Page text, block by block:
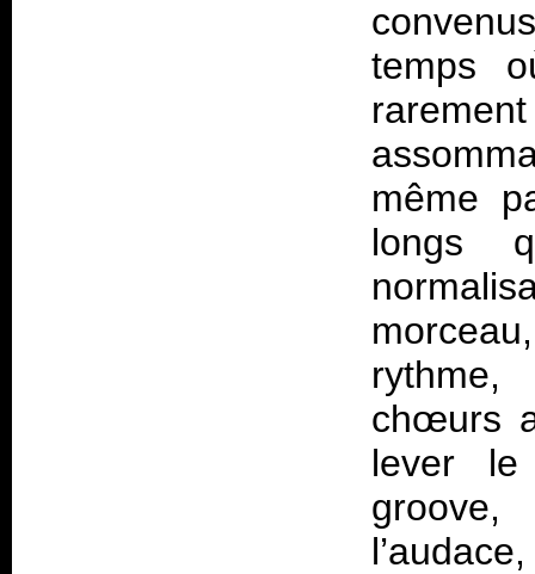
temps
même
longs
chœurs
lever le